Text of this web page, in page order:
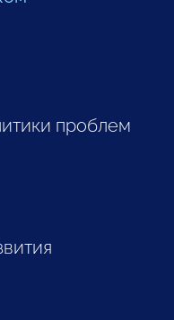
проблем